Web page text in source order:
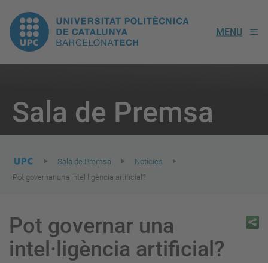
UPC.
Universitat
de
Catalunya
MENU
Sala de Premsa
here:
Sala de Premsa
Notícies
Pot governar una intel·ligència artificial?
Pot governar una
intel·ligència artificial?